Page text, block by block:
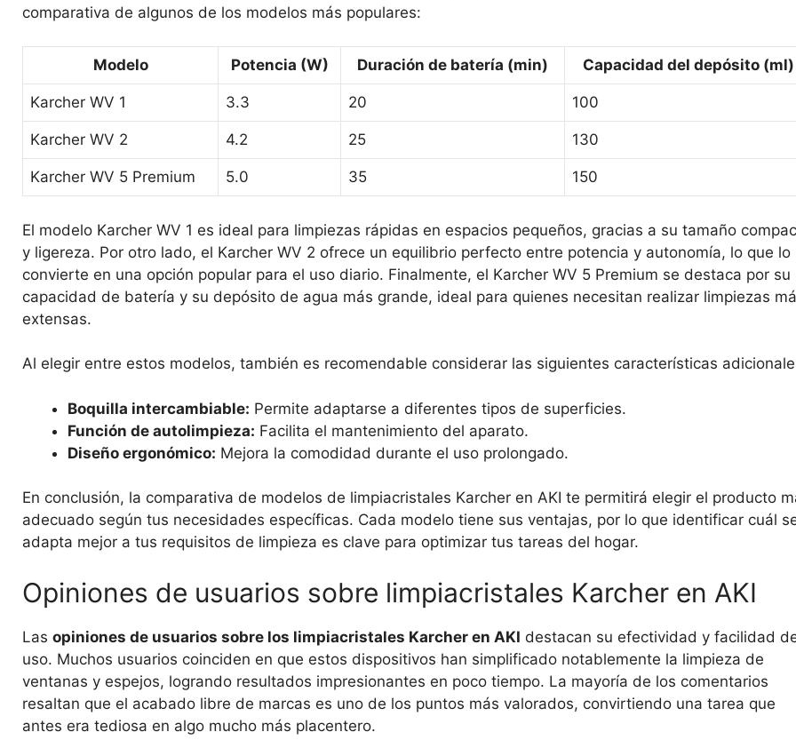
comparativa de algunos de los modelos más populares:
Modelo Potencia (W) Duración de batería (min) Capacidad del depósito (ml)
Karcher WV 1 3.3 20 100
Karcher WV 2 4.2 25 130
Karcher WV 5 Premium 5.0 35 150
El modelo Karcher WV 1 es ideal para limpiezas rápidas en espacios pequeños, gracias a su tamaño
y ligereza. Por otro lado, el Karcher WV 2 ofrece un equilibrio perfecto entre potencia y autonomía, lo que lo
convierte en una opción popular para el uso diario. Finalmente, el Karcher WV 5 Premium se destaca por su
capacidad de batería y su depósito de agua más grande, ideal para quienes necesitan realizar limpiezas
extensas.
Al elegir entre estos modelos, también es recomendable considerar las siguientes características
Boquilla intercambiable: Permite adaptarse a diferentes tipos de superficies.
Función de autolimpieza: Facilita el mantenimiento del aparato.
Diseño ergonómico: Mejora la comodidad durante el uso prolongado.
En conclusión, la comparativa de modelos de limpiacristales Karcher en AKI te permitirá elegir el producto
adecuado según tus necesidades específicas. Cada modelo tiene sus ventajas, por lo que identificar cuál
adapta mejor a tus requisitos de limpieza es clave para optimizar tus tareas del hogar.
Opiniones de usuarios sobre limpiacristales Karcher en AKI
Las opiniones de usuarios sobre los limpiacristales Karcher en AKI destacan su efectividad y facilidad
uso. Muchos usuarios coinciden en que estos dispositivos han simplificado notablemente la limpieza de
ventanas y espejos, logrando resultados impresionantes en poco tiempo. La mayoría de los comentarios
resaltan que el acabado libre de marcas es uno de los puntos más valorados, convirtiendo una tarea que
antes era tediosa en algo mucho más placentero.